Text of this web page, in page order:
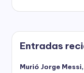
Entradas
Murió Jorge